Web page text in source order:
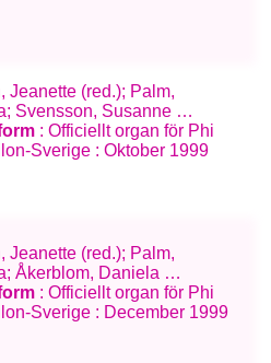
Jeanette (red.); Palm,
Svensson, Susanne …
: Officiellt organ för Phi
Sverige : Oktober 1999
Jeanette (red.); Palm,
Åkerblom, Daniela …
: Officiellt organ för Phi
Sverige : December 1999